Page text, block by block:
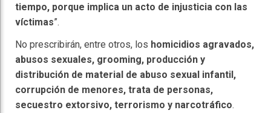
tiempo, porque implica un acto de injusticia con las
víctimas”.
No prescribirán, entre otros, los homicidios agravados,
abusos sexuales, grooming, producción y
distribución de material de abuso sexual infantil,
corrupción de menores, trata de personas,
secuestro extorsivo, terrorismo y narcotráfico.